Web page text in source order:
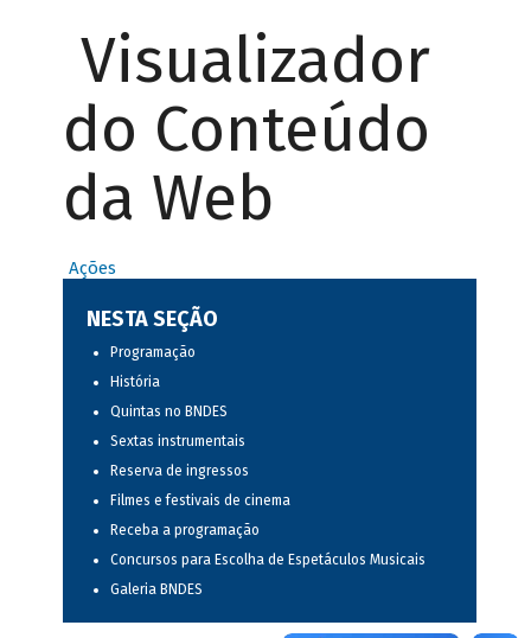
Visualizador
do Conteúdo
da Web
Ações
NESTA SEÇÃO
Programação
História
Quintas no BNDES
Sextas instrumentais
Reserva de ingressos
Filmes e festivais de cinema
Receba a programação
Concursos para Escolha de Espetáculos Musicais
Galeria BNDES